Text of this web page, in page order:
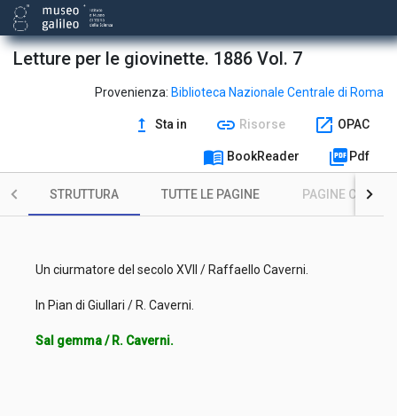
Letture per le giovinette. 1886 Vol. 7
Provenienza: Biblioteca Nazionale Centrale di Roma
upgrade Sta in link Risorse open_in_new OPAC
menu_book BookReader picture_as_pdf Pdf
STRUTTURA TUTTE LE PAGINE PAGINE CON
Un ciurmatore del secolo XVII / Raffaello Caverni.
In Pian di Giullari / R. Caverni.
Sal gemma / R. Caverni.